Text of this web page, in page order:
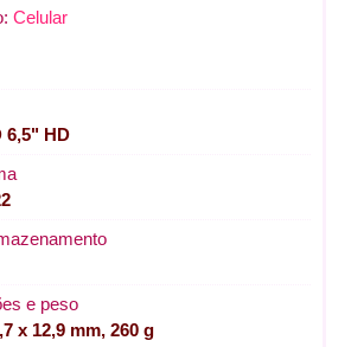
Celular
6,5" HD
e peso
x 12,9 mm, 260 g